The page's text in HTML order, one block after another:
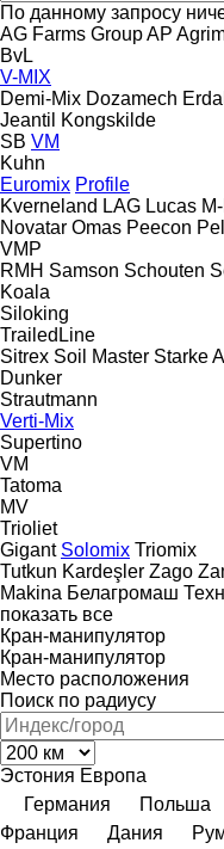
По данному запросу
AG Farms GroupAP
BvL
V-MIX
Demi-Mix Dozamech
Jeantil
Kongskilde
SB VM
Kuhn
Euromix Profile
Kverneland LAG Lucas
Novatar Omas Peecon
VMP
RMH Samson Schouten
Koala
Siloking
TrailedLine
Sitrex Soil Master Starke
Dunker
Strautmann
Verti-Mix
Supertino
VM
Tatoma
MV
Trioliet
Gigant Solomix Triomix
Tutkun Kardeşler Zago
Makina Белагромаш
показать все
Кран-манипулятор
Кран-манипулятор
Место расположения
Поиск по радиусу
Эстония Европа
Германия
Польша
Франция
Дания